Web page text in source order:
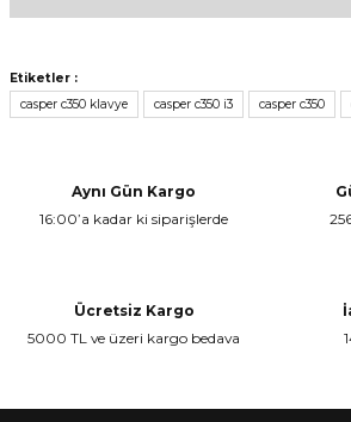
tarafımıza iletebilirsiniz.
Görüş ve önerileriniz için teşekkür ederiz.
Ürün açıklamasında eksik bilgiler bulunuyor.
Bu ürüne benzer farklı alternatifler olmalı.
Etiketler :
casper c350 klavye
casper c350 i3 casper c350
Aynı Gün Kargo
16:00’a kadar ki siparişlerde
Ücretsiz Kargo
5000 TL ve üzeri kargo bedava